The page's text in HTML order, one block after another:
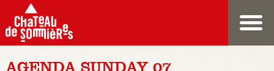
AGENDA SUNDAY 07